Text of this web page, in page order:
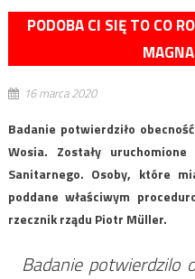
PODOBA CI SIĘ TO CO
16 marca 2020
Badanie potwierdziło
Wosia. Zostały
Sanitarnego. Osoby, które
poddane właściwym
rzecznik rządu Piotr Müller.
Badanie potwierdzilo